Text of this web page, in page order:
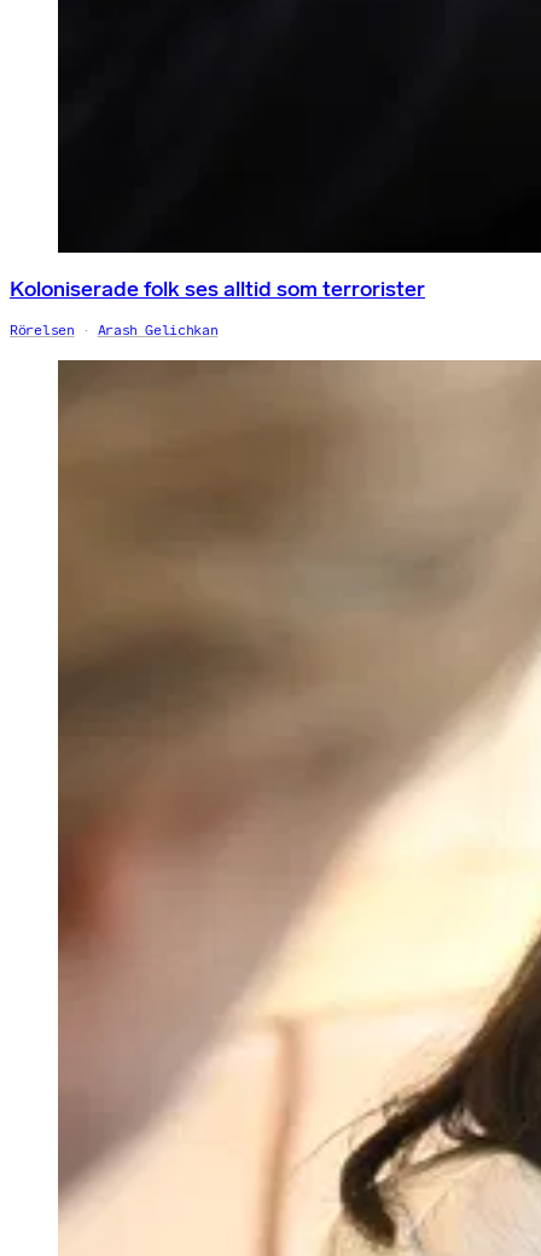
Koloniserade folk ses alltid som terrorister
Rörelsen Arash Gelichkan